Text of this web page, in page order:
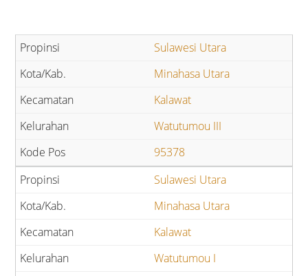
Sulawesi Utara
Minahasa Utara
Kalawat
Watutumou III
95378
Sulawesi Utara
Minahasa Utara
Kalawat
Watutumou I